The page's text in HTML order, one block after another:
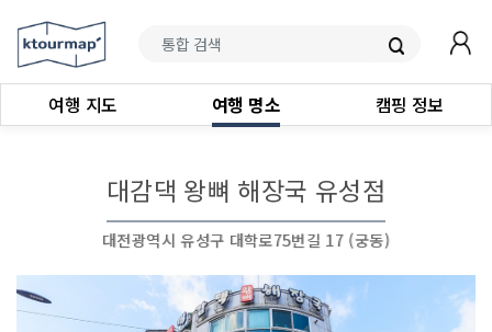
여행 지도 여행 명소 캠핑 정보
대감댁 왕뼈 해장국 유성점
대전광역시 유성구 대학로75번길 17 (궁동)